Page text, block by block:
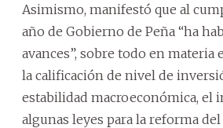
Asimismo, manifestó que al
año de Gobierno de Peña “ha
avances”, sobre todo en materia
la calificación de nivel de
estabilidad macroeconómica, el
algunas leyes para la reforma del